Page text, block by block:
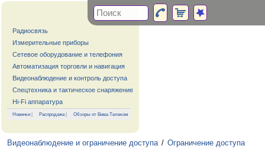
Радиосвязь
Измерительные приборы
Сетевое оборудование и телефония
Автоматизация торговли и навигация
Видеонаблюдение и контроль доступа
Спецтехника и тактическое снаряжение
Hi-Fi аппаратура
Новинки | Распродажа| Обзоры от Вива-Телеком
Видеонаблюдение и ограничение доступа / Ограничение доступа